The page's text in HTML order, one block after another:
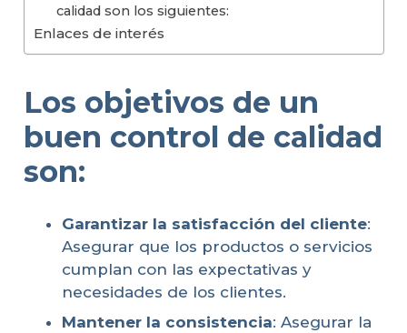
calidad son los siguientes:
Enlaces de interés
Los objetivos de un
buen control de calidad
son:
Garantizar la satisfacción del cliente:
Asegurar que los productos o servicios
cumplan con las expectativas y
necesidades de los clientes.
Mantener la consistencia: Asegurar la